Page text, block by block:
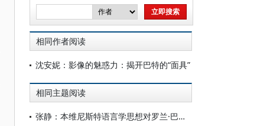
相同作者阅读
沈安妮：影像的魅惑力：揭开巴特的“面具”
相同主题阅读
张静：本维尼斯特语言学思想对罗兰·巴特“写作”主题的影响